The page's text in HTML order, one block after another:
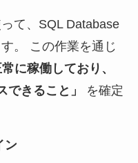
て、SQL Database
。 この作業を通じ
に稼働しており、
きること」
を確定
ン